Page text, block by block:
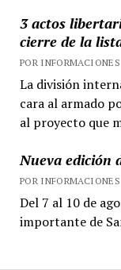
3 actos
cierre de la
POR INFORMACIONES
La división
cara al armado
al proyecto que
Nueva edición
POR INFORMACIONES
Del 7 al 10 de
importante de